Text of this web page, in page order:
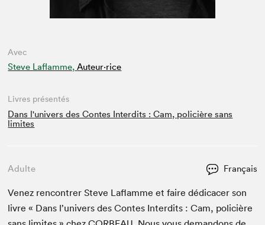
Avec
Steve Laflamme, Auteur·rice
Livres présentés
Dans l'univers des Contes Interdits : Cam, policière sans
limites
Adulte Français
Venez ren­con­tr­er Steve Laflamme et faire dédi­cac­er son
livre « Dans l’u­nivers des Con­tes Inter­dits : Cam, poli­cière